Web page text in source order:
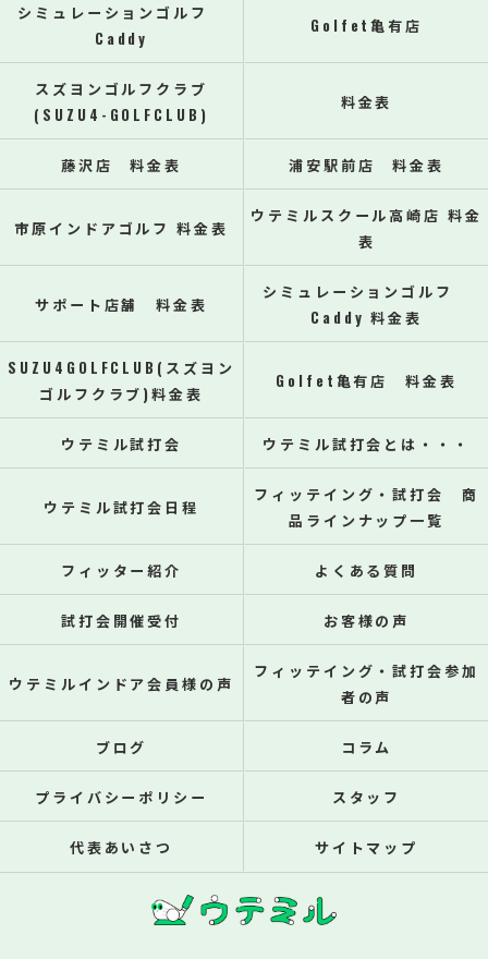
シミュレーションゴルフ
Caddy
Golfet亀有店
スズヨンゴルフクラブ
(SUZU4-GOLFCLUB)
料金表
藤沢店 料金表 浦安駅前店 料金表
市原インドアゴルフ 料金表
ウテミルスクール高崎店 料金
表
サポート店舗 料金表
シミュレーションゴルフ
Caddy 料金表
SUZU4GOLFCLUB(スズヨン
ゴルフクラブ)料金表
Golfet亀有店 料金表
ウテミル試打会 ウテミル試打会とは・・・
ウテミル試打会日程
フィッテイング・試打会 商
品ラインナップ一覧
フィッター紹介 よくある質問
試打会開催受付 お客様の声
ウテミルインドア会員様の声
フィッテイング・試打会参加
者の声
ブログ コラム
プライバシーポリシー スタッフ
代表あいさつ サイトマップ